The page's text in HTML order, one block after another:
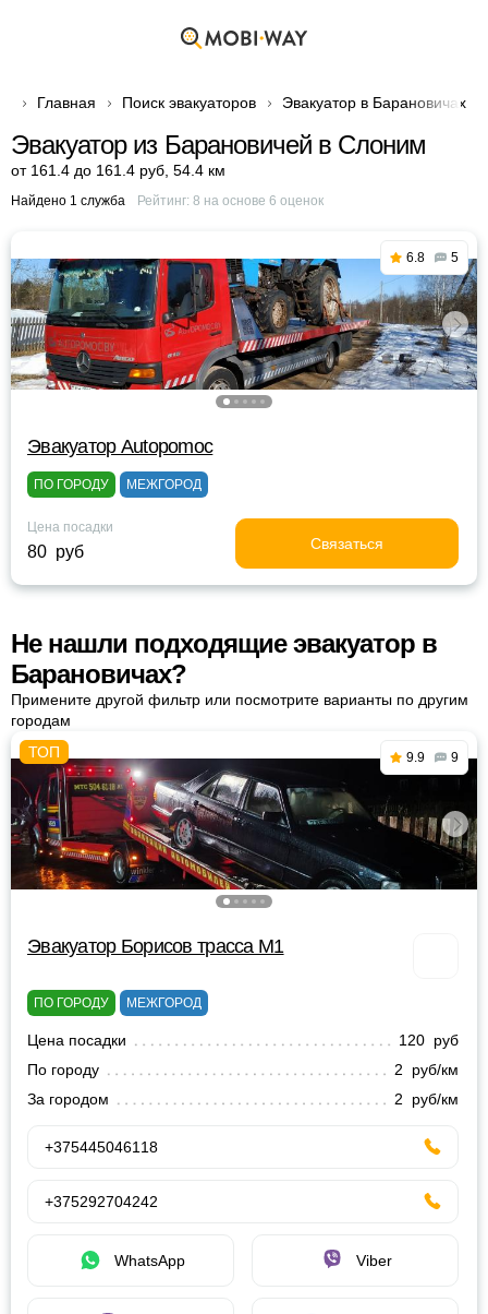
Главная Поиск эвакуаторов Эвакуатор в Барановичах
Эвакуатор из Барановичей в Слоним
от 161.4 до 161.4 руб 54.4 км
Найдено 1 служба Рейтинг: 8 на основе 6 оценок
6.8 5
Эвакуатор Autopomoc
ПО ГОРОДУ МЕЖГОРОД
Цена посадки
80 руб Связаться
Не нашли подходящие эвакуатор в
Барановичах?
Примените другой фильтр или посмотрите варианты по другим
городам
9.9 9
Эвакуатор Борисов трасса М1
ПО ГОРОДУ МЕЖГОРОД
Цена посадки
120 руб
По городу
2 руб/км
За городом
2 руб/км
+375445046118
+375292704242
WhatsApp Viber